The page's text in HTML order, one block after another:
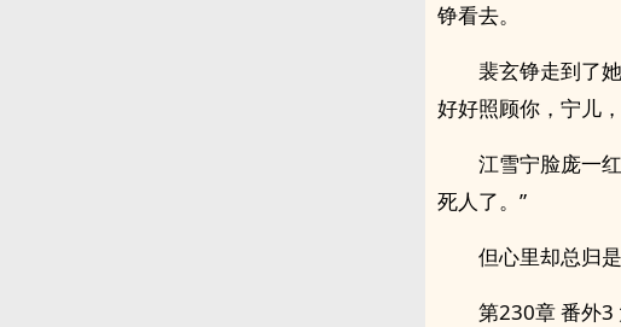
铮看去。
裴玄铮走到了
好好照顾你，宁儿
江雪宁脸庞一
死人了。”
但心里却总归是
第230章 番外3